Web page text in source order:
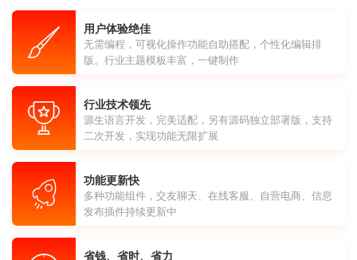
用户体验绝佳
无需编程，可视化操作功能自助搭配，个性化编辑排
版。行业主题模板丰富，一键制作
行业技术领先
源生语言开发，完美适配，另有源码独立部署版，支持
二次开发，实现功能无限扩展
功能更新快
多种功能组件，交友聊天、在线客服、自营电商、信息
发布插件持续更新中
省钱、省时、省力